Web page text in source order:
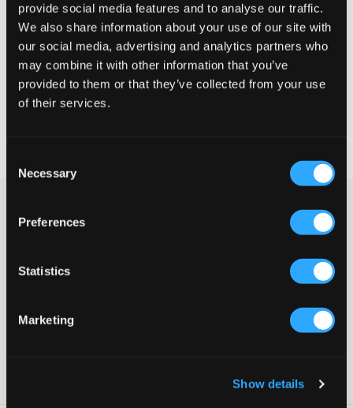
provide social media features and to analyse our traffic.
We also share information about your use of our site with
our social media, advertising and analytics partners who
may combine it with other information that you’ve
provided to them or that they’ve collected from your use
of their services.
Selection
Necessary
Preferences
Statistics
Marketing
Show details
Liten Perfekt
STORLEKSGUIDE
VÄLJ STORLEK
krage och knapparna går ton i ton. Passformen är avslappnad.
Matcha gärna denna tillsammans med de tillhörande byxorna
Skjorta
Knappar